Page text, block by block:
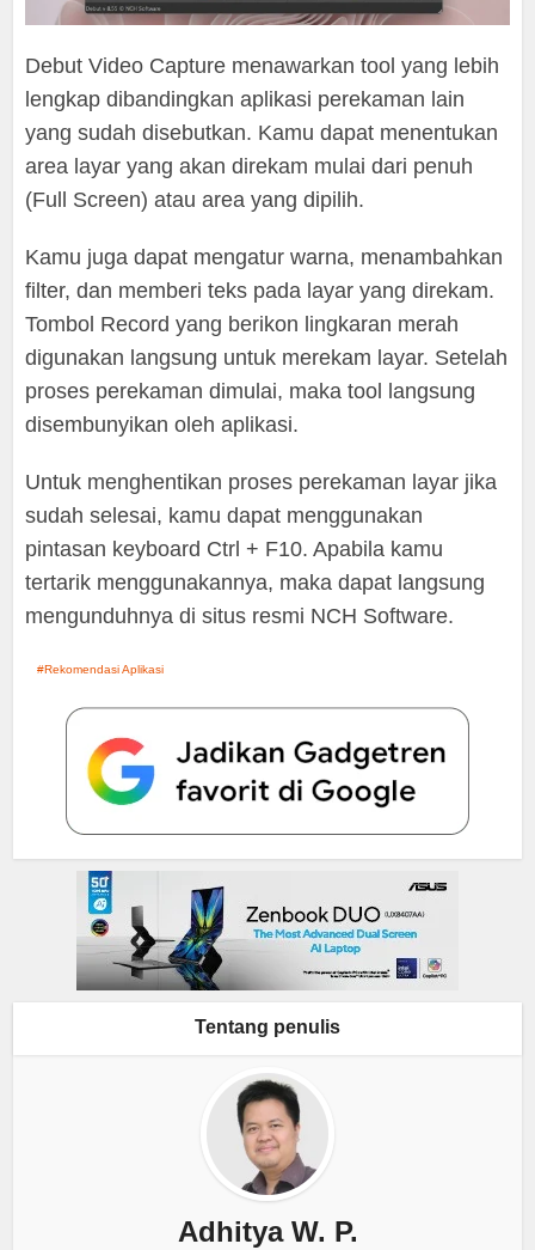
Debut Video Capture menawarkan tool yang lebih
lengkap dibandingkan aplikasi perekaman lain
yang sudah disebutkan. Kamu dapat menentukan
area layar yang akan direkam mulai dari penuh
(Full Screen) atau area yang dipilih.
Kamu juga dapat mengatur warna, menambahkan
filter, dan memberi teks pada layar yang direkam.
Tombol Record yang berikon lingkaran merah
digunakan langsung untuk merekam layar. Setelah
proses perekaman dimulai, maka tool langsung
disembunyikan oleh aplikasi.
Untuk menghentikan proses perekaman layar jika
sudah selesai, kamu dapat menggunakan
pintasan keyboard Ctrl + F10. Apabila kamu
tertarik menggunakannya, maka dapat langsung
mengunduhnya di situs resmi NCH Software.
Rekomendasi Aplikasi
Tentang penulis
Adhitya W. P.